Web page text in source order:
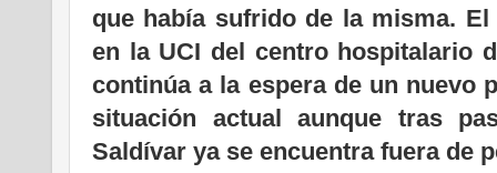
que había sufrido de la misma.
en la UCI del centro hospitalario
continúa a la espera de un nuevo
situación actual aunque tras
Saldívar ya se encuentra fuera de